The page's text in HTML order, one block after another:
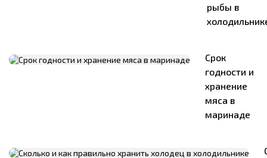
рыбы в
Срок
годности и
хранение
мяса в
маринаде